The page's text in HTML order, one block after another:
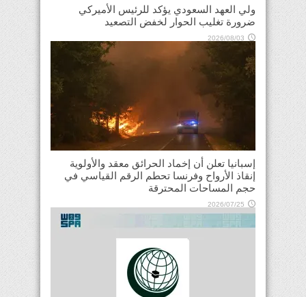
ولي العهد السعودي يؤكد للرئيس الأميركي
ضرورة تغليب الحوار لخفض التصعيد
2026/08/03
إسبانيا تعلن أن إخماد الحرائق معقد والأولوية
إنقاذ الأرواح وفرنسا تحطم الرقم القياسي في
حجم المساحات المحترقة
2026/07/25